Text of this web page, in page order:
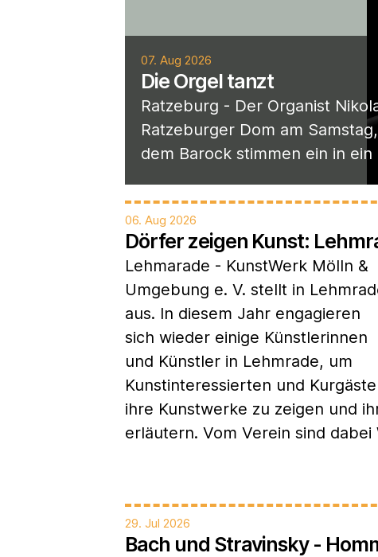
07. Aug 2026
Die Orgel tanzt
Ratzeburg - Der Organist
Ratzeburger Dom am
dem Barock stimmen ein in ein
06. Aug 2026
Dörfer zeigen Kunst:
Lehmarade - KunstWerk Mölln &
Umgebung e. V. stellt in
aus. In diesem Jahr engagieren
sich wieder einige Künstlerinnen
und Künstler in Lehmrade, um
Kunstinteressierten und
ihre Kunstwerke zu zeigen und
erläutern. Vom Verein sind dabei
29. Jul 2026
Bach und Stravinsky -